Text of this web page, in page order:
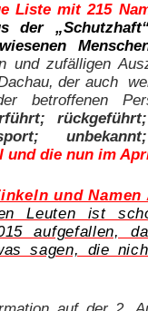
Liste mit 215
der
und zufälligen
der auch
betroffenen
und die nun im
und
Leuten ist
aufgefallen,
sagen, die